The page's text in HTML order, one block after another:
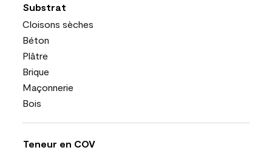
Substrat
Cloisons sèches
Béton
Plâtre
Brique
Maçonnerie
Bois
Teneur en COV